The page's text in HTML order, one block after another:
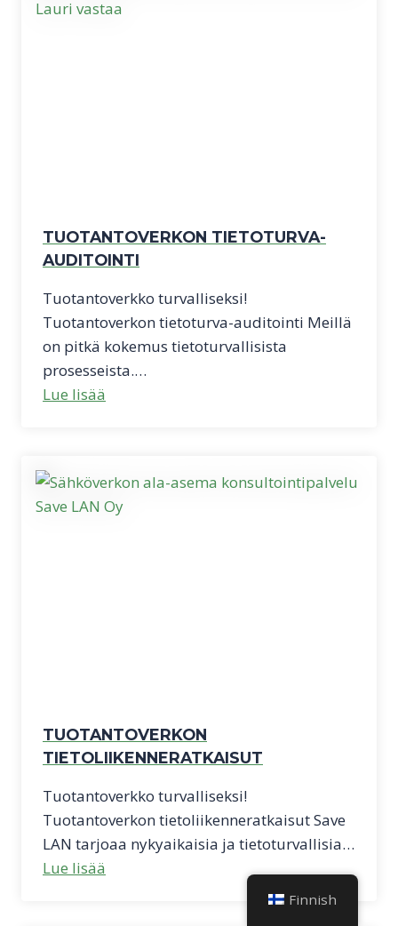
TUOTANTOVERKON TIETOTURVA-
AUDITOINTI
Tuotantoverkko turvalliseksi!
Tuotantoverkon tietoturva-auditointi Meillä
on pitkä kokemus tietoturvallisista
prosesseista.…
Lue lisää
TUOTANTOVERKON
TIETOLIIKENNERATKAISUT
Tuotantoverkko turvalliseksi!
Tuotantoverkon tietoliikenneratkaisut Save
LAN tarjoaa nykyaikaisia ja tietoturvallisia…
Lue lisää
Finnish